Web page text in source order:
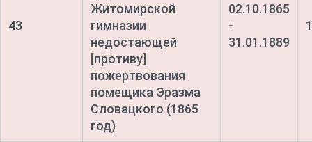
43
Житомирской
гимназии
недостающей
[противу]
пожертвования
помещика Эразма
Словацкого (1865
год)
02.10.1865
-
31.01.1889